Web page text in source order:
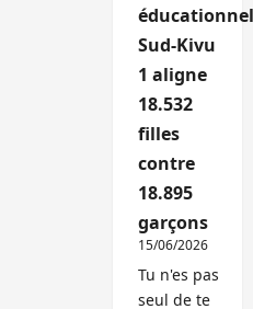
Sud-Kivu
1 aligne
18.532
filles
contre
18.895
garçons
15/06/2026
Tu n'es pas
seul de te